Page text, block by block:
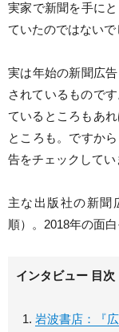
実家で新聞を手に
ていたのではないで
実は年始の新聞広
されているもので
ているところもあ
ところも。ですか
告をチェックしてい
主な出版社の新聞
順）。2018年の面
インタビュー 目次
岩波書店：『